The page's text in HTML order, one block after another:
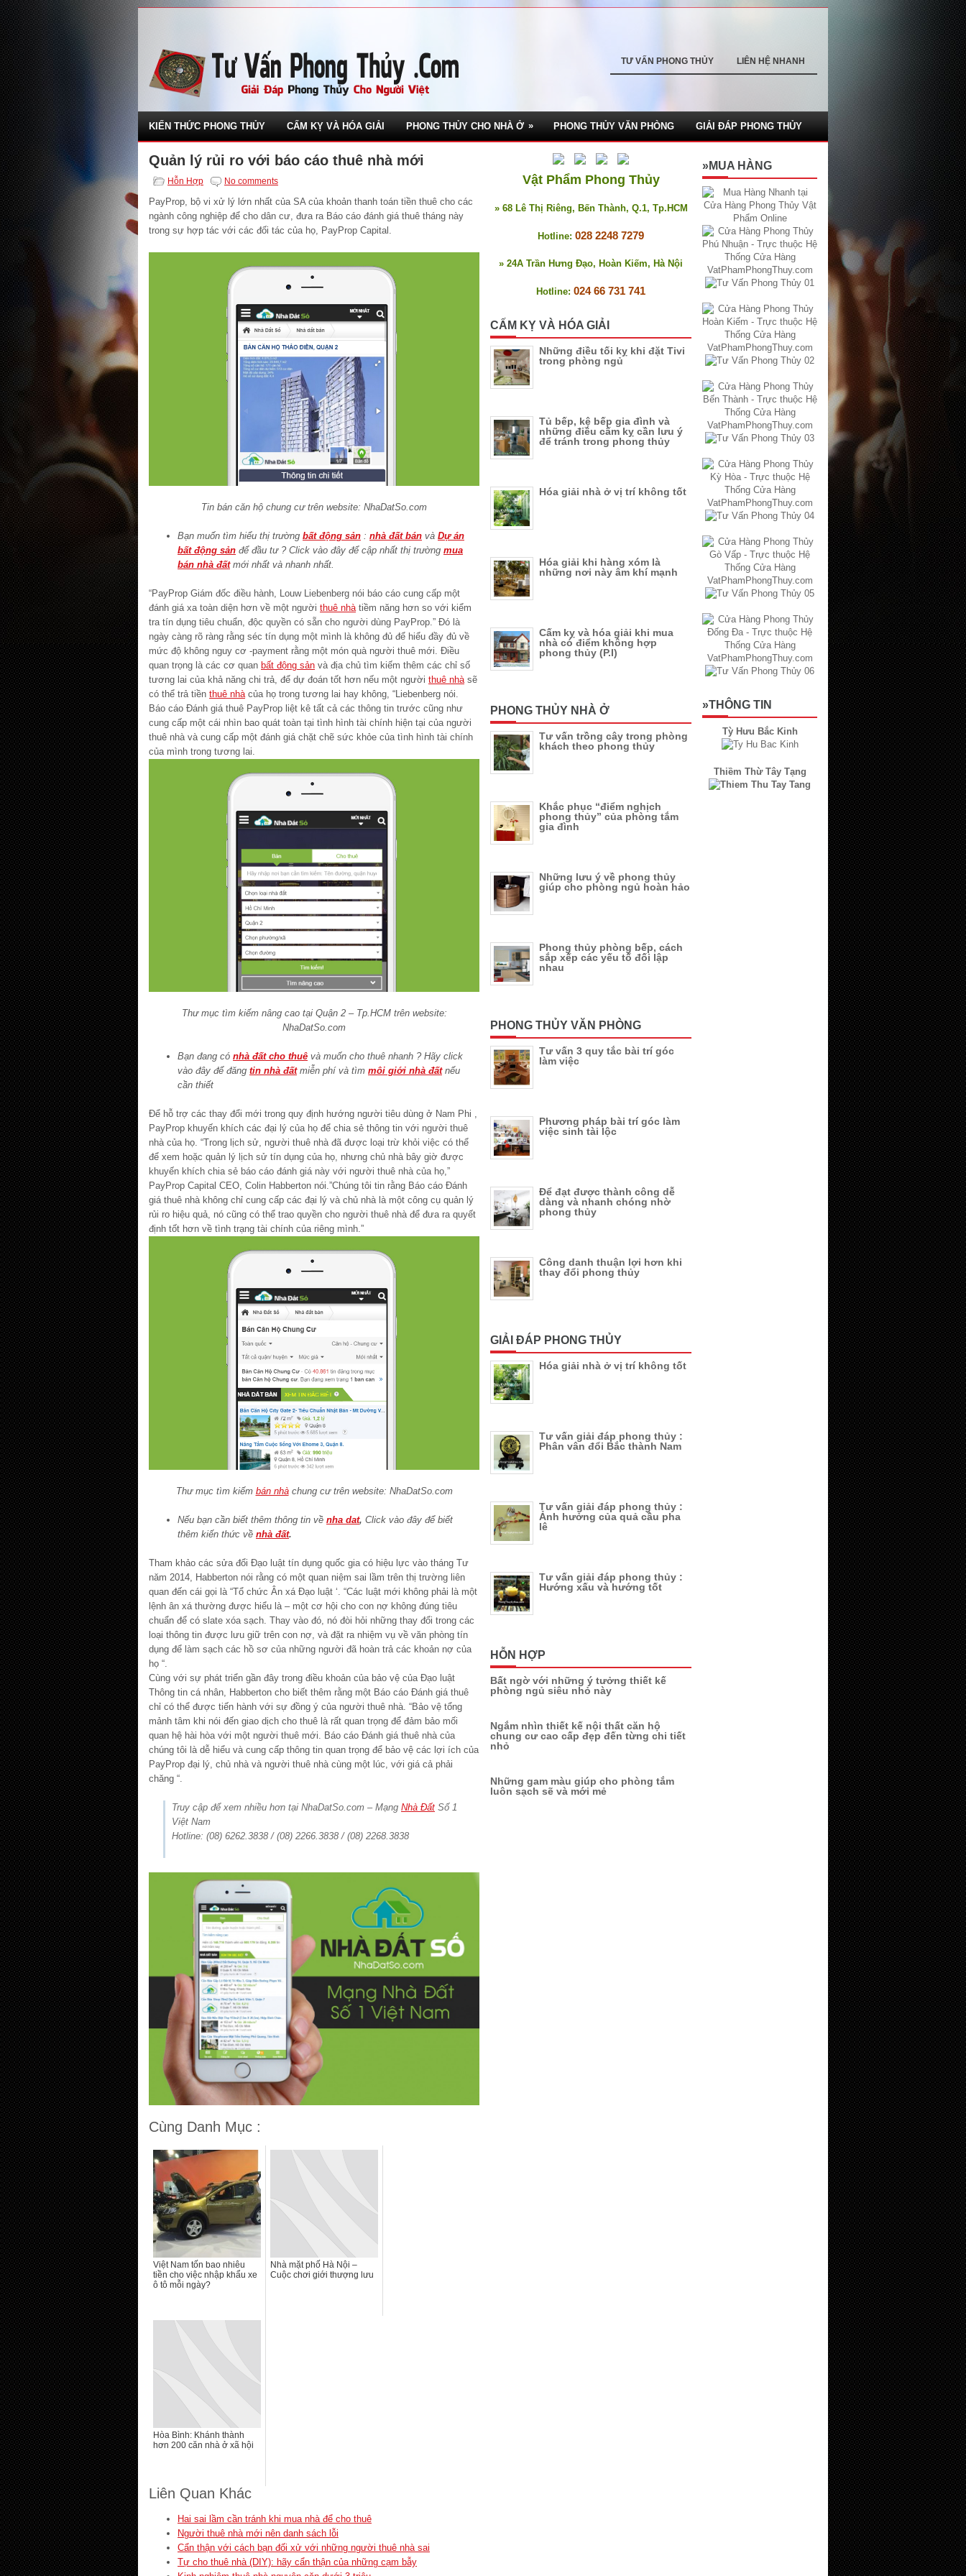
TƯ VẤN PHONG THỦY LIÊN HỆ NHANH
KIẾN THỨC PHONG THỦY CẤM KỴ VÀ HÓA GIẢI PHONG THỦY CHO NHÀ Ở » PHONG THỦY VĂN PHÒNG GIẢI ĐÁP PHONG THỦY
Quản lý rủi ro với báo cáo thuê nhà mới
Hỗn Hợp No comments
PayProp, bộ vi xử lý lớn nhất của SA của khoản thanh toán tiền thuê cho các
ngành công nghiệp để cho dân cư, đưa ra Báo cáo đánh giá thuê tháng này
trong sự hợp tác với các đối tác của họ, PayProp Capital.
Tin bán căn hộ chung cư trên website: NhaDatSo.com
Bạn muốn tìm hiểu thị trường bất động sản : nhà đất bán và Dự án
bất động sản để đầu tư ? Click vào đây để cập nhất thị trường mua
bán nhà đấtmới nhất và nhanh nhất.
“PayProp Giám đốc điều hành, Louw Liebenberg nói báo cáo cung cấp một
đánh giá xa toàn diện hơn về một người thuê nhà tiềm năng hơn so với kiểm
tra tín dụng tiêu chuẩn, độc quyền có sẵn cho người dùng PayProp.” Đó là
ngày càng rõ ràng rằng séc tín dụng một mình là không đủ để hiểu đầy đủ về
mức độ không nguy cơ -payment rằng một món quà người thuê mới. Điều
quan trọng là các cơ quan bất động sản và địa chủ tìm kiếm thêm các chỉ số
tương lai của khả năng chi trả, để dự đoán tốt hơn nếu một người thuê nhà sẽ
có thể trả tiền thuê nhà của họ trong tương lai hay không, “Liebenberg nói.
Báo cáo Đánh giá thuê PayProp liệt kê tất cả các thông tin trước cũng như
cung cấp một cái nhìn bao quát toàn tại tình hình tài chính hiện tại của người
thuê nhà và cung cấp một đánh giá chặt chẽ sức khỏe của tình hình tài chính
của mình trong tương lai.
Thư mục tìm kiếm nâng cao tại Quận 2 – Tp.HCM trên website:
NhaDatSo.com
Bạn đang có nhà đất cho thuê và muốn cho thuê nhanh ? Hãy click
vào đây để đăng tin nhà đấtmiễn phí và tìm môi giới nhà đấtnếu
cần thiết
Để hỗ trợ các thay đổi mới trong quy định hướng người tiêu dùng ở Nam Phi ,
PayProp khuyến khích các đại lý của họ để chia sẻ thông tin với người thuê
nhà của họ. “Trong lịch sử, người thuê nhà đã được loại trừ khỏi việc có thể
để xem hoặc quản lý lịch sử tín dụng của họ, nhưng chủ nhà bây giờ được
khuyến khích chia sẻ báo cáo đánh giá này với người thuê nhà của họ,”
PayProp Capital CEO, Colin Habberton nói.”Chúng tôi tin rằng Báo cáo Đánh
giá thuê nhà không chỉ cung cấp các đại lý và chủ nhà là một công cụ quản lý
rủi ro hiệu quả, nó cũng có thể trao quyền cho người thuê nhà để đưa ra quyết
định tốt hơn về tình trạng tài chính của riêng mình.”
Thư mục tìm kiếm bán nhàchung cư trên website: NhaDatSo.com
Nếu bạn cần biết thêm thông tin về nha dat, Click vào đây để biết
thêm kiến thức về nhà đất.
Tham khảo các sửa đổi Đạo luật tín dụng quốc gia có hiệu lực vào tháng Tư
năm 2014, Habberton nói rằng có một quan niệm sai lầm trên thị trường liên
quan đến cái gọi là “Tổ chức Ân xá Đạo luật ‘. “Các luật mới không phải là một
lệnh ân xá thường được hiểu là – một cơ hội cho con nợ không đúng tiêu
chuẩn để có slate xóa sạch. Thay vào đó, nó đòi hỏi những thay đổi trong các
loại thông tin được lưu giữ trên con nợ, và đặt ra nhiệm vụ về văn phòng tín
dụng để làm sạch các hồ sơ của những người đã hoàn trả các khoản nợ của
họ “.
Cùng với sự phát triển gần đây trong điều khoản của bảo vệ của Đạo luật
Thông tin cá nhân, Habberton cho biết thêm rằng một Báo cáo Đánh giá thuê
chỉ có thể được tiến hành với sự đồng ý của người thuê nhà. “Bảo vệ tổng
mảnh tâm khi nói đến giao dịch cho thuê là rất quan trọng để đảm bảo mối
quan hệ hài hòa với một người thuê mới. Báo cáo Đánh giá thuê nhà của
chúng tôi là dễ hiểu và cung cấp thông tin quan trọng để bảo vệ các lợi ích của
PayProp đại lý, chủ nhà và người thuê nhà cùng một lúc, với giá cả phải
chăng “.
Truy cập để xem nhiều hơn tại NhaDatSo.com – Mạng Nhà Đất Số 1
Việt Nam
Hotline: (08) 6262.3838 / (08) 2266.3838 / (08) 2268.3838
Cùng Danh Mục :
Việt Nam tốn bao nhiêu
tiền cho việc nhập khẩu xe
ô tô mỗi ngày?
Nhà mặt phố Hà Nội –
Cuộc chơi giới thượng lưu
Hòa Bình: Khánh thành
hơn 200 căn nhà ở xã hội
Liên Quan Khác
Hai sai lầm cần tránh khi mua nhà để cho thuê
Người thuê nhà mới nên danh sách lỗi
Cẩn thận với cách bạn đối xử với những người thuê nhà sai
Tự cho thuê nhà (DIY): hãy cẩn thận của những cạm bẫy
Vật Phẩm Phong Thủy
» 68 Lê Thị Riêng, Bến Thành, Q.1, Tp.HCM
Hotline: 028 2248 7279
» 24A Trần Hưng Đạo, Hoàn Kiếm, Hà Nội
Hotline: 024 66 731 741
CẤM KỴ VÀ HÓA GIẢI
Những điều tối kỵ khi đặt Tivi
trong phòng ngủ
Tủ bếp, kệ bếp gia đình và
những điều cấm kỵ cần lưu ý
để tránh trong phong thủy
Hóa giải nhà ở vị trí không tốt
Hóa giải khi hàng xóm là
những nơi này âm khí mạnh
Cấm kỵ và hóa giải khi mua
nhà có điểm không hợp
phong thủy (P.I)
PHONG THỦY NHÀ Ở
Tư vấn trồng cây trong phòng
khách theo phong thủy
Khắc phục “điểm nghịch
phong thủy” của phòng tắm
gia đình
Những lưu ý về phong thủy
giúp cho phòng ngủ hoàn hảo
Phong thủy phòng bếp, cách
sắp xếp các yếu tố đối lập
nhau
PHONG THỦY VĂN PHÒNG
Tư vấn 3 quy tắc bài trí góc
làm việc
Phương pháp bài trí góc làm
việc sinh tài lộc
Để đạt được thành công dễ
dàng và nhanh chóng nhờ
phong thủy
Công danh thuận lợi hơn khi
thay đổi phong thủy
GIẢI ĐÁP PHONG THỦY
Hóa giải nhà ở vị trí không tốt
Tư vấn giải đáp phong thủy :
Phân vân đổi Bắc thành Nam
Tư vấn giải đáp phong thủy :
Ảnh hưởng của quả cầu pha
lê
Tư vấn giải đáp phong thủy :
Hướng xấu và hướng tốt
HỖN HỢP
Bất ngờ với những ý tưởng thiết kế
phòng ngủ siêu nhỏ này
Ngắm nhìn thiết kế nội thất căn hộ
chung cư cao cấp đẹp đến từng chi tiết
nhỏ
Những gam màu giúp cho phòng tắm
luôn sạch sẽ và mới mẻ
»MUA HÀNG
»THÔNG TIN
Tỳ Hưu Bắc Kinh
Thiềm Thừ Tây Tạng